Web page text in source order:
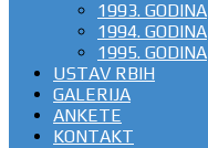
1993. GODINA
1994. GODINA
1995. GODINA
USTAV RBIH
GALERIJA
ANKETE
KONTAKT